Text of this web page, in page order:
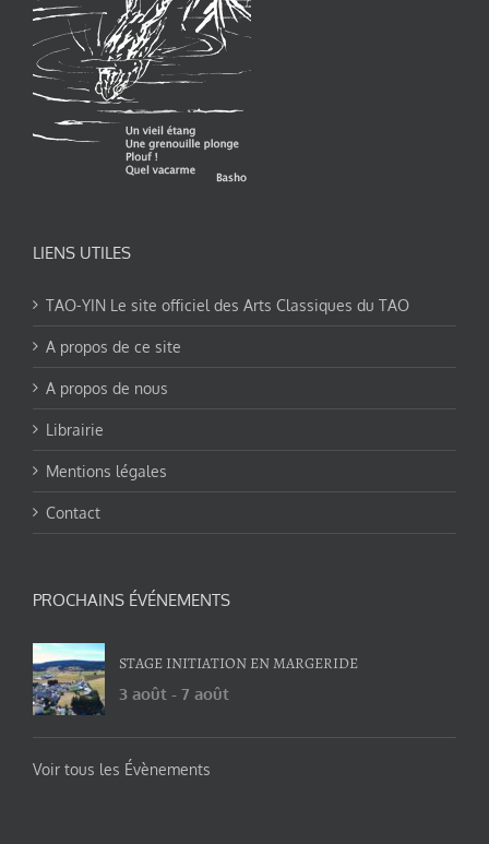
LIENS UTILES
TAO-YIN Le site officiel des Arts Classiques du TAO
A propos de ce site
A propos de nous
Librairie
Mentions légales
Contact
PROCHAINS ÉVÉNEMENTS
STAGE INITIATION EN MARGERIDE
3 août - 7 août
Voir tous les Évènements